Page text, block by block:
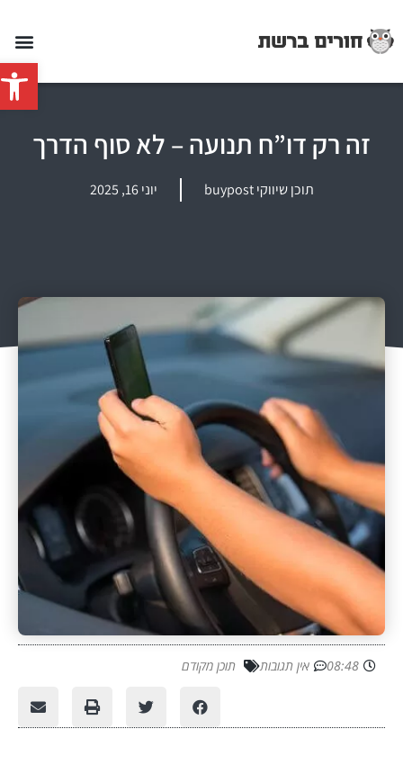
פתח
זה רק דו”ח תנועה – לא סוף הדרך
תוכן שיווקי buypost יוני 16, 2025
08:48 אין תגובות תוכן מקודם